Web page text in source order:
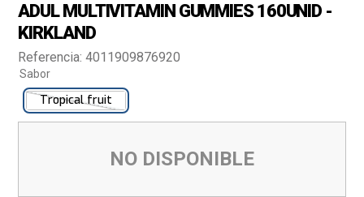
ADUL MULTIVITAMIN GUMMIES 160UNID -
KIRKLAND
Referencia:4011909876920
Sabor
Tropical fruit
NO DISPONIBLE